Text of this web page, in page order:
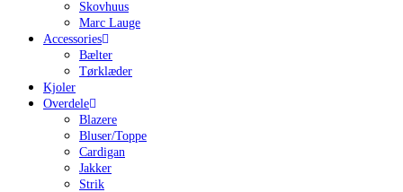
Skovhuus
Marc Lauge
Accessories
Bælter
Tørklæder
Kjoler
Overdele
Blazere
Bluser/Toppe
Cardigan
Jakker
Strik